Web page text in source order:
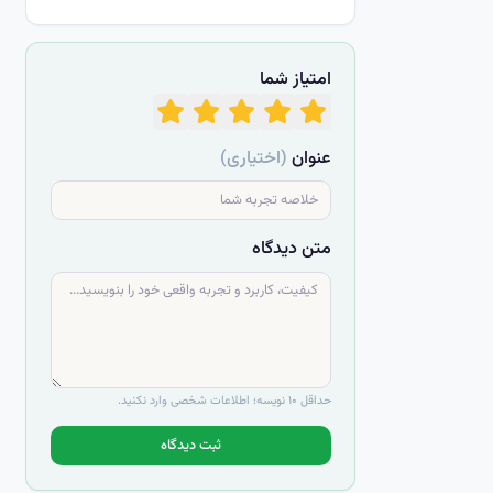
امتیاز شما
عنوان(اختیاری)
متن دیدگاه
حداقل ۱۰ نویسه؛ اطلاعات شخصی وارد نکنید.
ثبت دیدگاه